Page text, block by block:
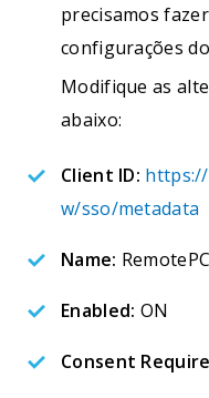
precisamos
configurações
Modifique as
abaixo:
Client ID:
w/sso/metadata
Name: RemotePC
Enabled: ON
Consent